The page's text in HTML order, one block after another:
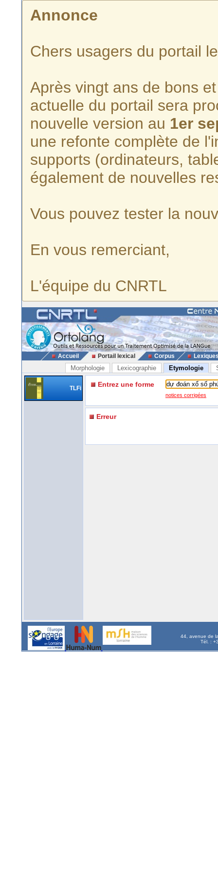
Annonce
Chers usagers du portail
Après vingt ans de bons
actuelle du portail sera
nouvelle version au 1er
une refonte complète de
supports (ordinateurs,
également de nouvelles
Vous pouvez tester la
En vous remerciant,
L'équipe du CNRTL
Accueil Portail lexical Corpus
Morphologie Lexicographie Etymologie
TLFi Entrez une forme
notices corrigées
Erreur
44, avenue de
Tél. :